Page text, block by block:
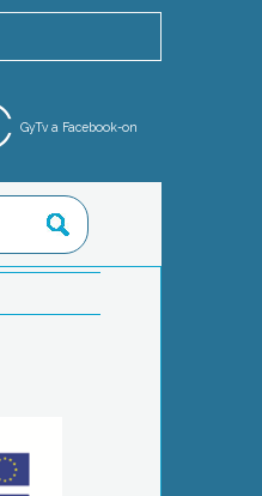
GyTv a Facebook-on